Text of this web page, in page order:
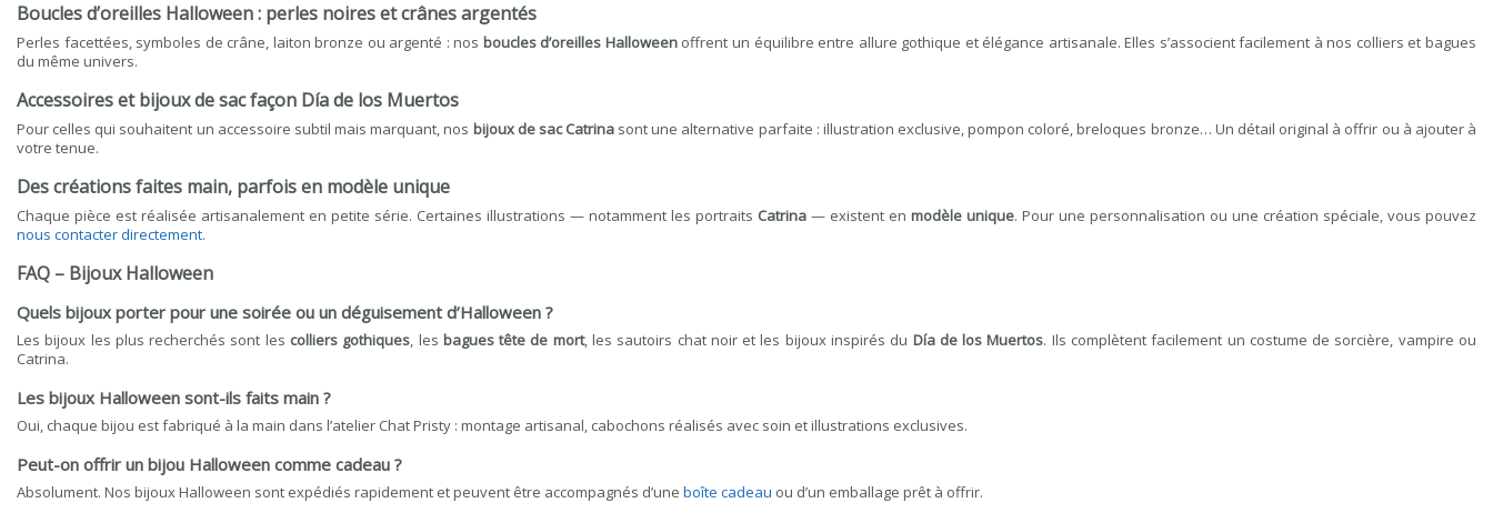
Boucles d’oreilles Halloween : perles noires et crânes argentés
Perles facettées, symboles de crâne, laiton bronze ou argenté : nos boucles d’oreilles Halloweenoffrent un équilibre entre allure gothique et élégance artisanale. Elles s’associent facilement à nos colliers et bagues
du même univers.
Accessoires et bijoux de sac façon Día de los Muertos
Pour celles qui souhaitent un accessoire subtil mais marquant, nos bijoux de sac Catrinasont une alternative parfaite : illustration exclusive, pompon coloré, breloques bronze… Un détail original à offrir ou à ajouter à
votre tenue.
Des créations faites main, parfois en modèle unique
Chaque pièce est réalisée artisanalement en petite série. Certaines illustrations — notamment les portraits Catrina — existent en modèle unique. Pour une personnalisation ou une création spéciale, vous pouvez
nous contacter directement.
FAQ – Bijoux Halloween
Quels bijoux porter pour une soirée ou un déguisement d’Halloween ?
Les bijoux les plus recherchés sont les colliers gothiques, les bagues tête de mort, les sautoirs chat noir et les bijoux inspirés du Día de los Muertos. Ils complètent facilement un costume de sorcière, vampire ou
Catrina.
Les bijoux Halloween sont-ils faits main ?
Oui, chaque bijou est fabriqué à la main dans l’atelier Chat Pristy : montage artisanal, cabochons réalisés avec soin et illustrations exclusives.
Peut-on offrir un bijou Halloween comme cadeau ?
Absolument. Nos bijoux Halloween sont expédiés rapidement et peuvent être accompagnés d’une boîte cadeau ou d’un emballage prêt à offrir.